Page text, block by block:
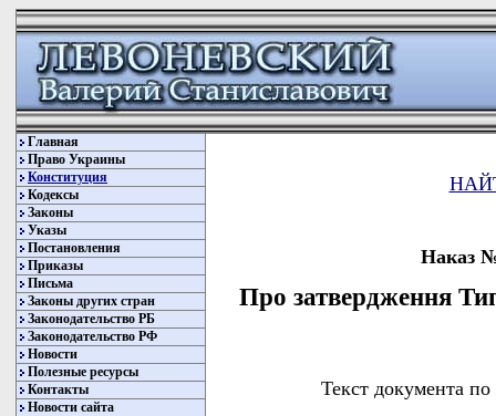
Главная
Право Украины
Конституция
Кодексы
Законы
Указы
Постановления
Приказы
Письма
Законы других стран
Законодательство РБ
Законодательство РФ
Новости
Полезные ресурсы
Контакты
Новости сайта
Наказ №
Про затвердження
Текст документа